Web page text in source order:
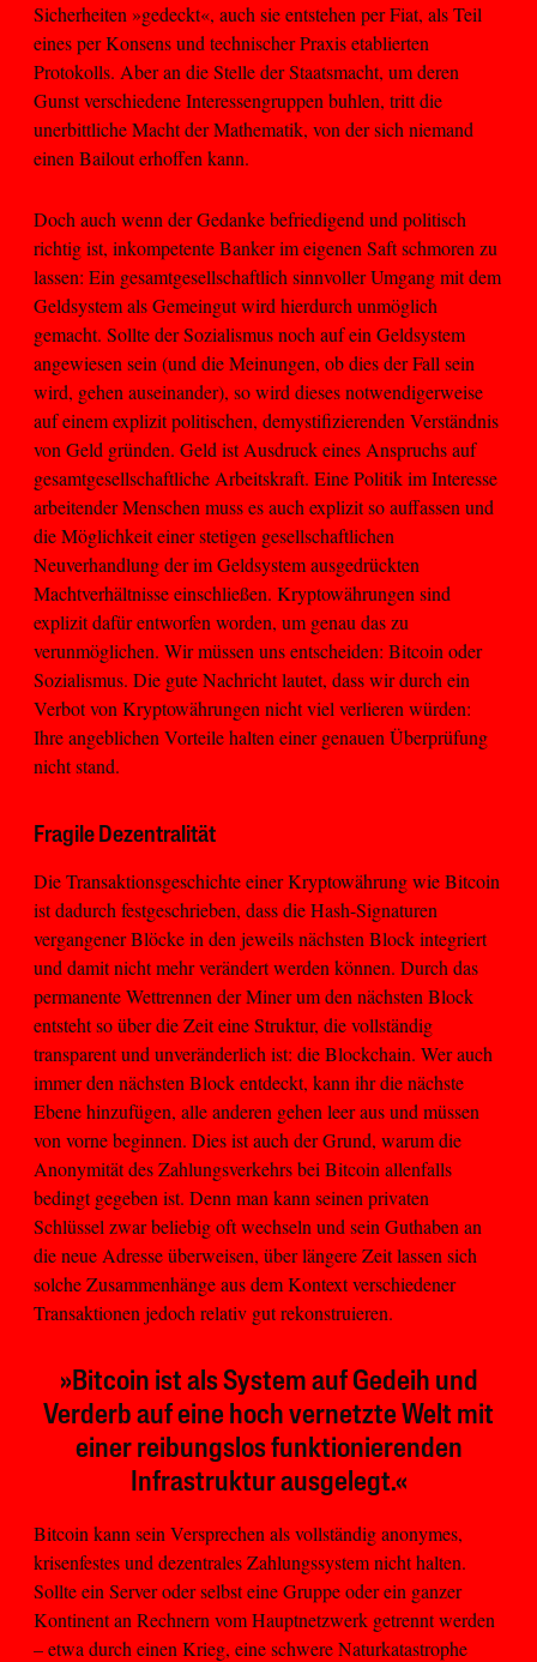
Sicherheiten »gedeckt«, auch sie entstehen per Fiat, als Teil
eines per Konsens und technischer Praxis etablierten
Protokolls. Aber an die Stelle der Staatsmacht, um deren
Gunst verschiedene Interessengruppen buhlen, tritt die
unerbittliche Macht der Mathematik, von der sich niemand
einen Bailout erhoffen kann.
Doch auch wenn der Gedanke befriedigend und politisch
richtig ist, inkompetente Banker im eigenen Saft schmoren zu
lassen: Ein gesamtgesellschaftlich sinnvoller Umgang mit dem
Geldsystem als Gemeingut wird hierdurch unmöglich
gemacht. Sollte der Sozialismus noch auf ein Geldsystem
angewiesen sein (und die Meinungen, ob dies der Fall sein
wird, gehen auseinander), so wird dieses notwendigerweise
auf einem explizit politischen, demystifizierenden Verständnis
von Geld gründen. Geld ist Ausdruck eines Anspruchs auf
gesamtgesellschaftliche Arbeitskraft. Eine Politik im Interesse
arbeitender Menschen muss es auch explizit so auffassen und
die Möglichkeit einer stetigen gesellschaftlichen
Neuverhandlung der im Geldsystem ausgedrückten
Machtverhältnisse einschließen. Kryptowährungen sind
explizit dafür entworfen worden, um genau das zu
verunmöglichen. Wir müssen uns entscheiden: Bitcoin oder
Sozialismus. Die gute Nachricht lautet, dass wir durch ein
Verbot von Kryptowährungen nicht viel verlieren würden:
Ihre angeblichen Vorteile halten einer genauen Überprüfung
nicht stand.
Fragile Dezentralität
Die Transaktionsgeschichte einer Kryptowährung wie Bitcoin
ist dadurch festgeschrieben, dass die Hash-Signaturen
vergangener Blöcke in den jeweils nächsten Block integriert
und damit nicht mehr verändert werden können. Durch das
permanente Wettrennen der Miner um den nächsten Block
entsteht so über die Zeit eine Struktur, die vollständig
transparent und unveränderlich ist: die Blockchain. Wer auch
immer den nächsten Block entdeckt, kann ihr die nächste
Ebene hinzufügen, alle anderen gehen leer aus und müssen
von vorne beginnen. Dies ist auch der Grund, warum die
Anonymität des Zahlungsverkehrs bei Bitcoin allenfalls
bedingt gegeben ist. Denn man kann seinen privaten
Schlüssel zwar beliebig oft wechseln und sein Guthaben an
die neue Adresse überweisen, über längere Zeit lassen sich
solche Zusammenhänge aus dem Kontext verschiedener
Transaktionen jedoch relativ gut rekonstruieren.
»Bitcoin ist als System auf Gedeih und
Verderb auf eine hoch vernetzte Welt mit
einer reibungslos funktionierenden
Infrastruktur ausgelegt.«
Bitcoin kann sein Versprechen als vollständig anonymes,
krisenfestes und dezentrales Zahlungssystem nicht halten.
Sollte ein Server oder selbst eine Gruppe oder ein ganzer
Kontinent an Rechnern vom Hauptnetzwerk getrennt werden
– etwa durch einen Krieg, eine schwere Naturkatastrophe